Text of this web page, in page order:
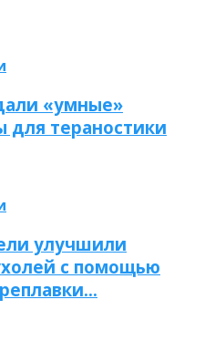
«умные»
для тераностики
улучшили
с помощью